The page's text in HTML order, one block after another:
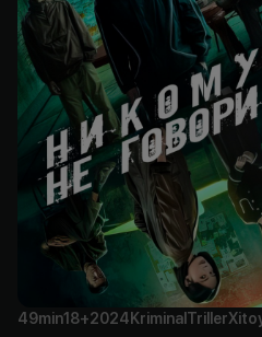
49min18+2024 Kriminal Triller